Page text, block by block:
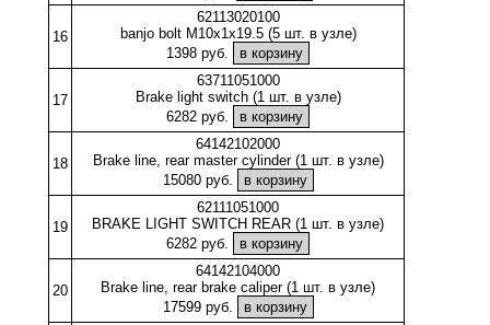
16
62113020100
banjo bolt M10x1x19.5 (5 шт. в узле)
1398 руб.
17
63711051000
Brake light switch (1 шт. в узле)
6282 руб.
18
64142102000
Brake line, rear master cylinder (1 шт. в узле)
15080 руб.
19
62111051000
BRAKE LIGHT SWITCH REAR (1 шт. в узле)
6282 руб.
20
64142104000
Brake line, rear brake caliper (1 шт. в узле)
17599 руб.